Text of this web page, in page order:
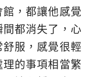
，都讓他感覺
都消失了，心
服，感覺很輕
的事項相當繁